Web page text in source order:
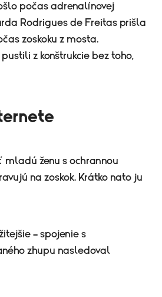
počas adrenalínovej
Rodrigues de Freitas prišla
zoskoku z mosta.
z konštrukcie bez toho,
mladú ženu s ochrannou
na zoskok. Krátko nato ju
– spojenie s
zhupu nasledoval